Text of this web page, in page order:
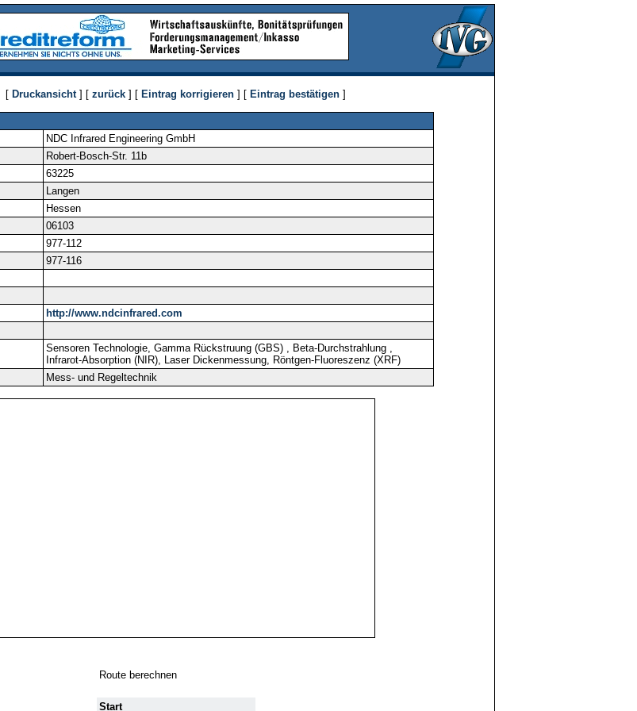
[ Druckansicht] [ zurück ] [ Eintrag korrigieren ] [ Eintrag bestätigen ]
NDC Infrared Engineering GmbH
Robert-Bosch-Str. 11b
63225
Langen
Hessen
06103
977-112
977-116
http://www.ndcinfrared.com
Sensoren Technologie, Gamma Rückstruung (GBS) , Beta-Durchstrahlung ,
Infrarot-Absorption (NIR), Laser Dickenmessung, Röntgen-Fluoreszenz (XRF)
Mess- und Regeltechnik
Route berechnen
Start